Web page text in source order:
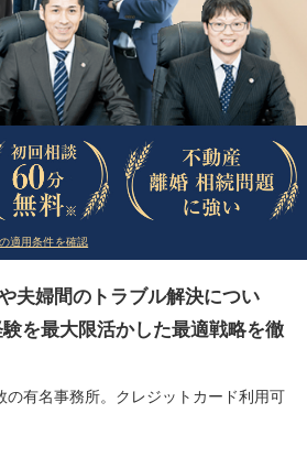
ル）
業等）
他）
実質編
適用条件を確認
夫婦間のトラブル解決につい
を最大限活かした最適戦略を徹
有名事務所。クレジットカード利用可
ル）
業等）
他）
実質編